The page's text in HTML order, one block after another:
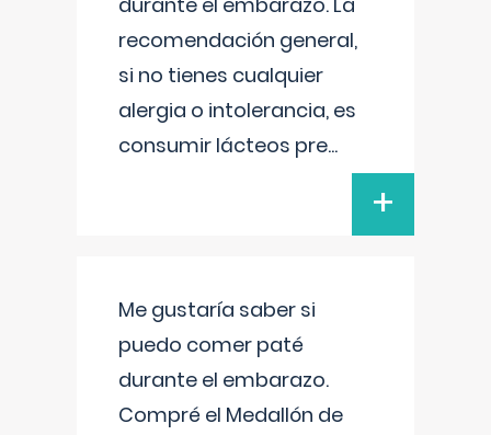
recomendación general,
si no tienes cualquier
alergia o intolerancia, es
consumir lácteos pre...
+
Me gustaría saber si
puedo comer paté
durante el embarazo.
Compré el Medallón de